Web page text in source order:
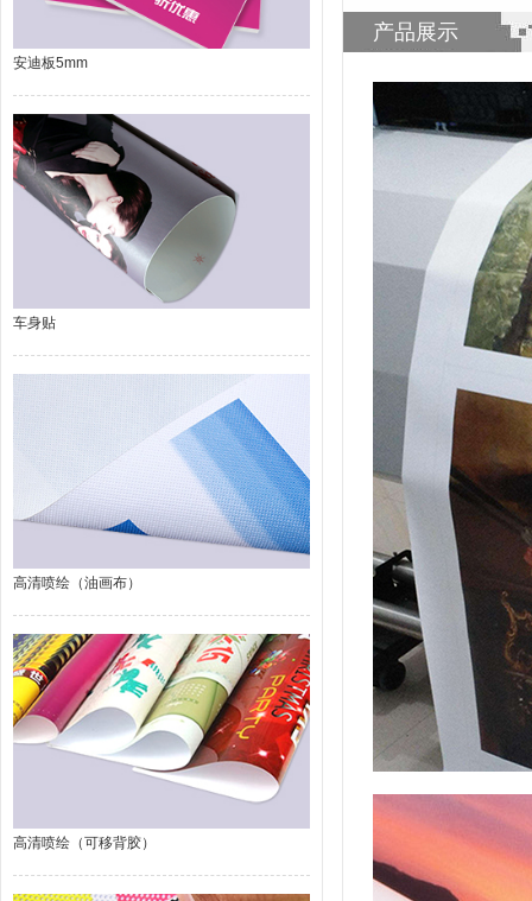
安迪板5mm
车身贴
高清喷绘（油画布）
高清喷绘（可移背胶）
产品展示